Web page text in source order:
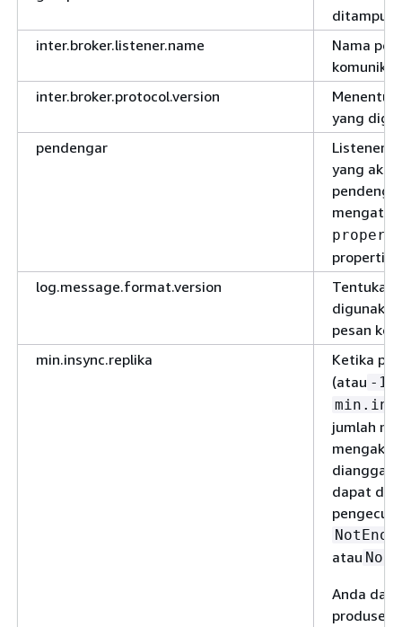
inter.broker.listener.name
Nama
inter.broker.protocol.version
yang
pendengar
Listener
yang
mengatur
properti.
log.message.format.version
Tentukan
pesan ke
min.insync.replika
Ketika
(atau -1
jumlah
mengakui
dianggap
dapat
atau
Anda
produsen